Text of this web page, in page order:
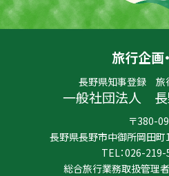
旅行企画
長野県知事登録 旅
一般社団法人 長
〒380-
長野県長野市中御所岡田
TEL：026-219-
総合旅行業務取扱管理